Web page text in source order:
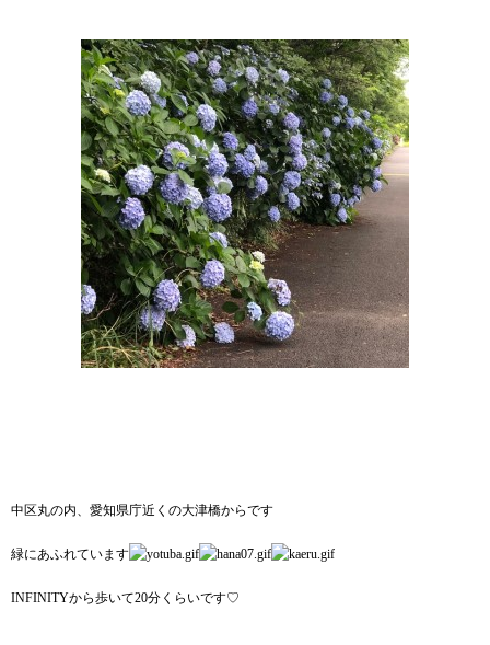
中区丸の内、愛知県庁近くの大津橋からです
緑にあふれています
INFINITYから歩いて20分くらいです♡